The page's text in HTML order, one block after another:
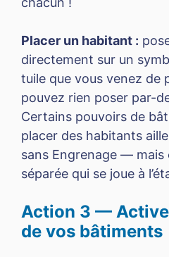
Placer un habitant :
directement sur un
tuile que vous venez de
pouvez rien poser par-
Certains pouvoirs de
placer des habitants
sans Engrenage — mais
séparée qui se joue à
Action 3 —
de vos bâtiments